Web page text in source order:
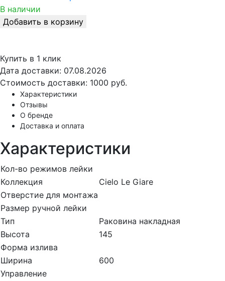
В наличии
Добавить в корзину
Купить в 1 клик
Дата доставки: 07.08.2026
Стоимость доставки: 1000 руб.
Характеристики
Отзывы
О бренде
Доставка и оплата
Характеристики
Кол-во режимов лейки
Коллекция
Cielo Le Giare
Отверстие для монтажа
Размер ручной лейки
Тип
Раковина накладная
Высота
145
Форма излива
Ширина
600
Управление